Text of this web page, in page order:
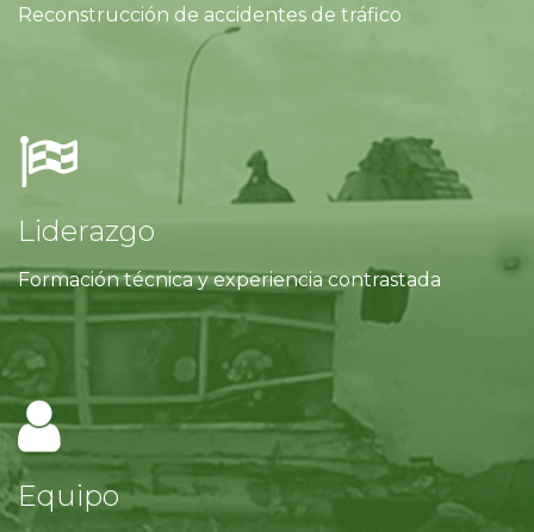
Reconstrucción de accidentes de tráfico
Liderazgo
Formación técnica y experiencia contrastada
Equipo